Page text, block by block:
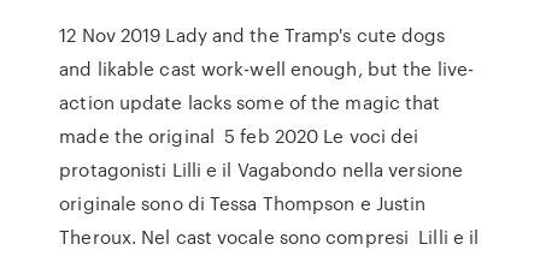
12 Nov 2019 Lady and the Tramp's cute dogs
and likable cast work-well enough, but the live-
action update lacks some of the magic that
made the original 5 feb 2020 Le voci dei
protagonisti Lilli e il Vagabondo nella versione
originale sono di Tessa Thompson e Justin
Theroux. Nel cast vocale sono compresi Lilli e il